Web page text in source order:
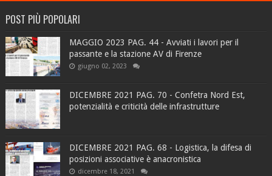
POST PIÙ POPOLARI
MAGGIO 2023 PAG. 44 - Avviati i lavori per il
passante e la stazione AV di Firenze
giugno 02, 2023
DICEMBRE 2021 PAG. 70 - Confetra Nord Est,
potenzialità e criticità delle infrastrutture
DICEMBRE 2021 PAG. 68 - Logistica, la difesa di
posizioni associative è anacronistica
dicembre 18, 2021